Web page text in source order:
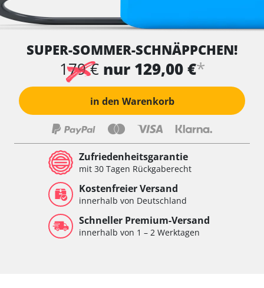
SUPER-SOMMER-SCHNÄPPCHEN!
179 € nur 129,00 €*
in den Warenkorb
Zufriedenheitsgarantie
mit 30 Tagen Rückgaberecht
Kostenfreier Versand
innerhalb von Deutschland
Schneller Premium-Versand
innerhalb von 1 – 2 Werktagen